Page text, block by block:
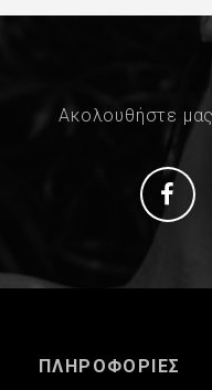
Ακολουθήστε
ΠΛΗΡΟΦΟΡΙΕΣ